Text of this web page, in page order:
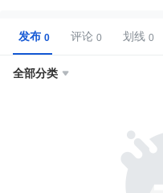
发布 评论 划线
全部分类 